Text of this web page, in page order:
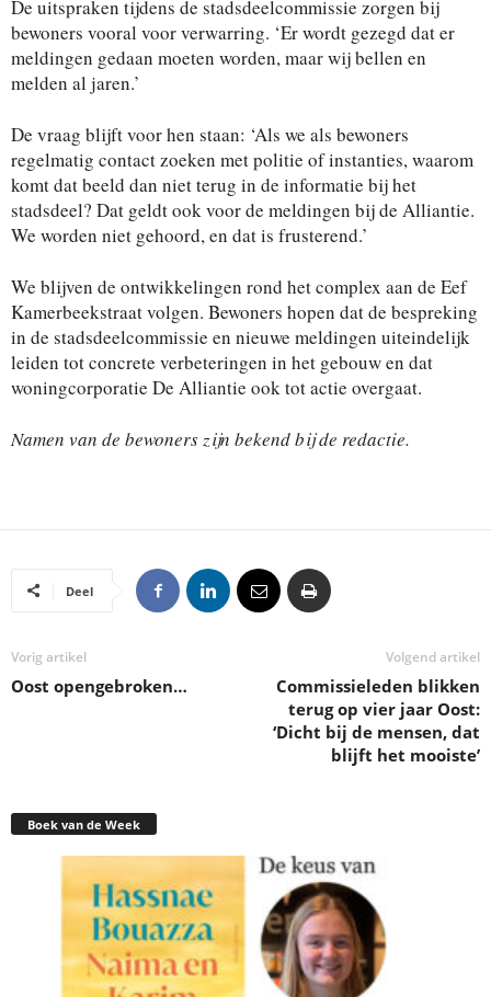
De uitspraken tijdens de stadsdeelcommissie zorgen bij
bewoners vooral voor verwarring. ‘Er wordt gezegd dat er
meldingen gedaan moeten worden, maar wij bellen en
melden al jaren.’
De vraag blijft voor hen staan: ‘Als we als bewoners
regelmatig contact zoeken met politie of instanties, waarom
komt dat beeld dan niet terug in de informatie bij het
stadsdeel? Dat geldt ook voor de meldingen bij de Alliantie.
We worden niet gehoord, en dat is frusterend.’
We blijven de ontwikkelingen rond het complex aan de Eef
Kamerbeekstraat volgen. Bewoners hopen dat de bespreking
in de stadsdeelcommissie en nieuwe meldingen uiteindelijk
leiden tot concrete verbeteringen in het gebouw en dat
woningcorporatie De Alliantie ook tot actie overgaat.
Namen van de bewoners zijn bekend bij de redactie.
Deel
Vorig artikel
Oost opengebroken…
Volgend artikel
Commissieleden blikken
terug op vier jaar Oost:
‘Dicht bij de mensen, dat
blijft het mooiste’
Boek van de Week